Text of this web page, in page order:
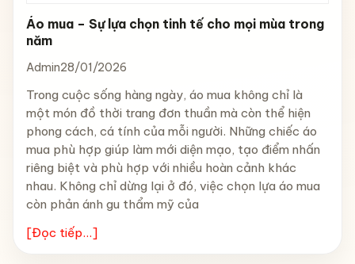
Áo mua – Sự lựa chọn tinh tế cho mọi mùa trong
năm
Admin28/01/2026
Trong cuộc sống hàng ngày, áo mua không chỉ là
một món đồ thời trang đơn thuần mà còn thể hiện
phong cách, cá tính của mỗi người. Những chiếc áo
mua phù hợp giúp làm mới diện mạo, tạo điểm nhấn
riêng biệt và phù hợp với nhiều hoàn cảnh khác
nhau. Không chỉ dừng lại ở đó, việc chọn lựa áo mua
còn phản ánh gu thẩm mỹ của
[Đọc tiếp...]